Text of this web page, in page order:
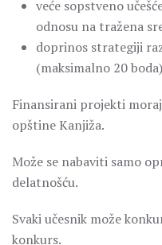
veće sopstveno
odnosu na tražena
doprinos strategiji
(maksimalno 20 boda)
Finansirani projekti
opštine Kanjiža.
Može se nabaviti samo
delatnošću.
Svaki učesnik može
konkurs.